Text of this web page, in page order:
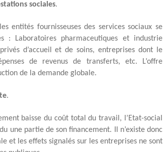
sociales.
entités fournisseuses des services sociaux se
: Laboratoires pharmaceutiques et industrie
d’accueil et de soins, entreprises dont le
de revenus de transferts, etc. L’offre
de la demande globale.
.
baisse du coût total du travail, l’Etat-social
une partie de son financement. Il n’existe donc
et les effets signalés sur les entreprises ne sont